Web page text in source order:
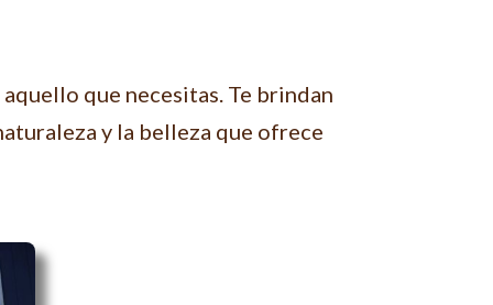
que necesitas. Te brindan
y la belleza que ofrece